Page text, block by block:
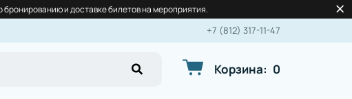
и доставке билетов на мероприятия.
+7 (812) 317-11-47
Корзина: 0